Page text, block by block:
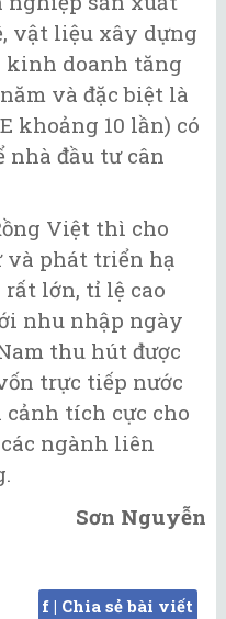
vật liệu xây dựng
kinh doanh tăng
và đặc biệt là
khoảng 10 lần) có
nhà đầu tư cân
Việt thì cho
và phát triển hạ
lớn, tỉ lệ cao
nhu nhập ngày
thu hút được
trực tiếp nước
cảnh tích cực cho
ngành liên
Sơn Nguyễn
f | Chia sẻ bài viết